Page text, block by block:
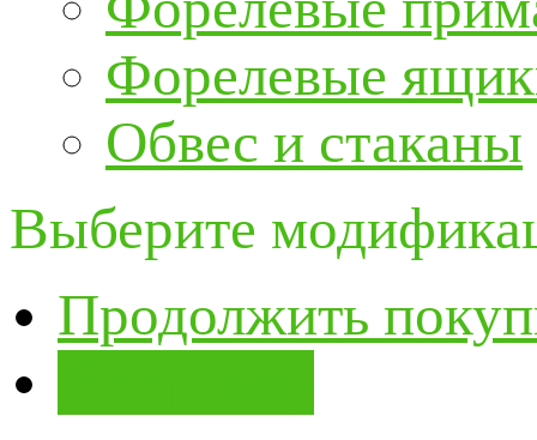
Форелевые
Обвес и стаканы
Выберите
Продолжить